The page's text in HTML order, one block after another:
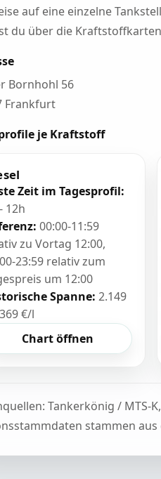
auf eine einzelne
du über die
Bornhohl 56
Frankfurt
je Kraftstoff
Zeit im Tagesprofil:
12h
00:00-11:59
zu Vortag 12:00,
23:59 relativ zum
um 12:00
Spanne: 2.149
€/l
Chart öffnen
Tankerkönig / MTS-
stammen